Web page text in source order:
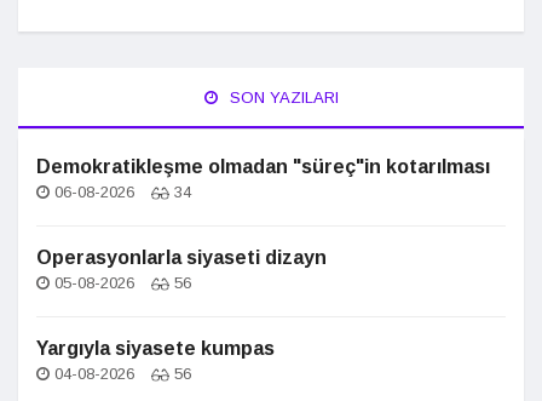
SON YAZILARI
Demokratikleşme olmadan "süreç"in kotarılması
06-08-2026 34
Operasyonlarla siyaseti dizayn
05-08-2026 56
Yargıyla siyasete kumpas
04-08-2026 56